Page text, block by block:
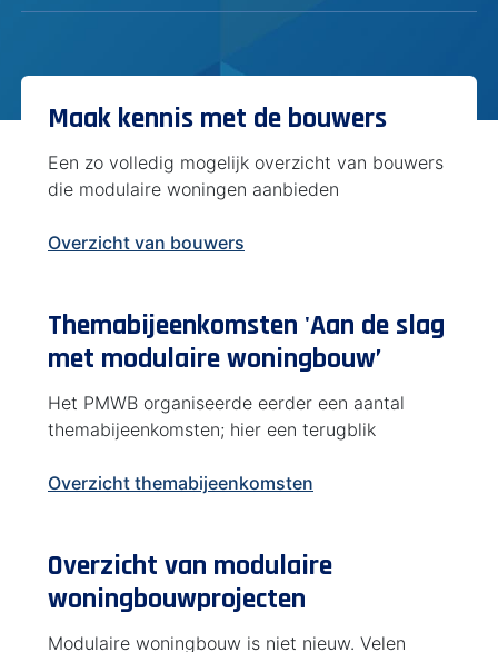
Maak kennis met de bouwers
Een zo volledig mogelijk overzicht van bouwers
die modulaire woningen aanbieden
Overzicht van bouwers
Themabijeenkomsten 'Aan de slag
met modulaire woningbouw’
Het PMWB organiseerde eerder een aantal
themabijeenkomsten; hier een terugblik
Overzicht themabijeenkomsten
Overzicht van modulaire
woningbouwprojecten
Modulaire woningbouw is niet nieuw. Velen